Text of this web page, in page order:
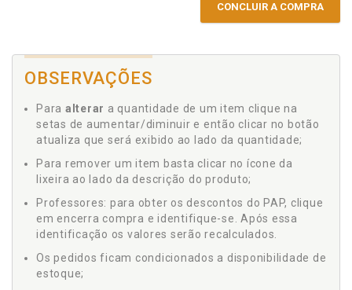
CONCLUIR A COMPRA
OBSERVAÇÕES
Para alterar a quantidade de um item clique na
setas de aumentar/diminuir e então clicar no botão
atualiza que será exibido ao lado da quantidade;
Para remover um item basta clicar no ícone da
lixeira ao lado da descrição do produto;
Professores: para obter os descontos do PAP, clique
em encerra compra e identifique-se. Após essa
identificação os valores serão recalculados.
Os pedidos ficam condicionados a disponibilidade de
estoque;